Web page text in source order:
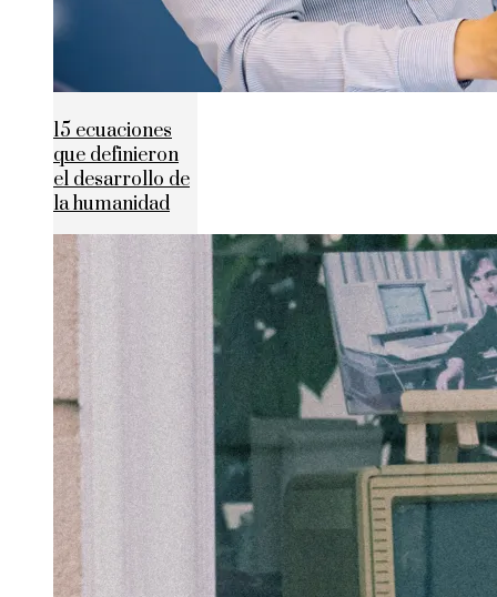
15 ecuaciones
que definieron
el desarrollo de
la humanidad